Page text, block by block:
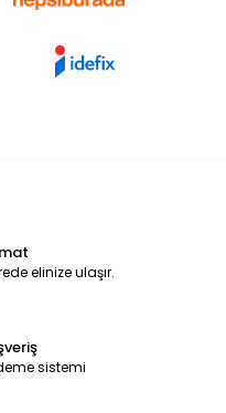
elinize ulaşır.
sistemi